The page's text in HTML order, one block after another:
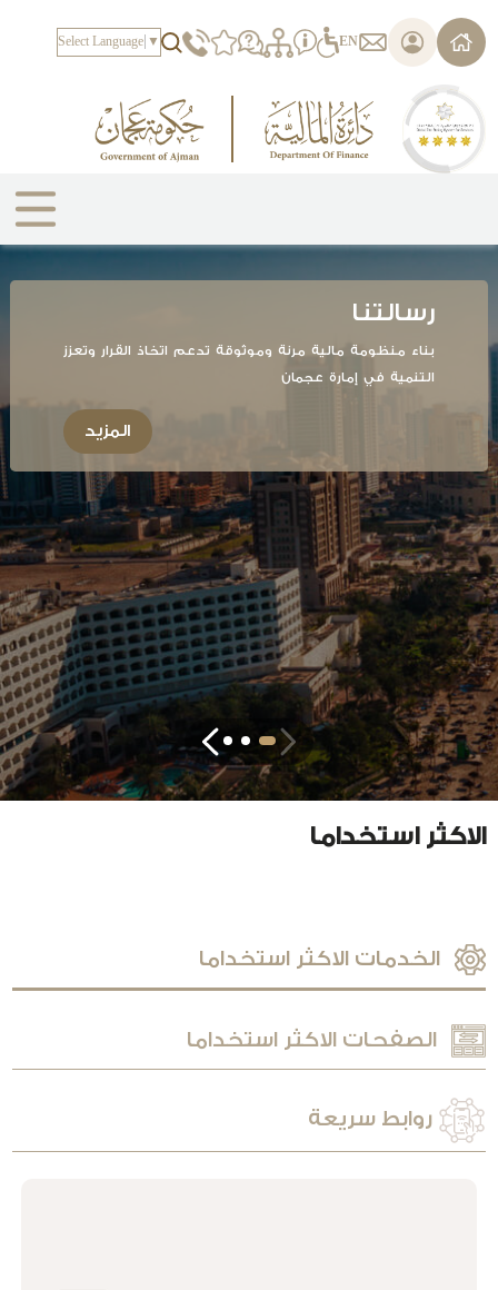
ملاحظة:
هذا
الموقع
يتضمن
الوصول.
EN
Select Language ▼
رسالتنا
بناء منظومة مالية مرنة وموثوقة تدعم اتخاذ القرار وتعزز
التنمية في إمارة عجمان
المزيد
الاكثر استخداما
الخدمات الاكثر استخداما
الصفحات الاكثر استخداما
روابط سريعة